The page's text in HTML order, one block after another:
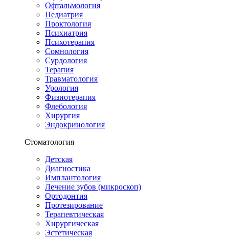
Офтальмология
Педиатрия
Проктология
Психиатрия
Психотерапия
Сомнология
Сурдология
Терапия
Травматология
Урология
Физиотерапия
Флебология
Хирургия
Эндокринология
Стоматология
Детская
Диагностика
Имплантология
Лечение зубов (микроскоп)
Ортодонтия
Протезирование
Терапевтическая
Хирургическая
Эстетическая